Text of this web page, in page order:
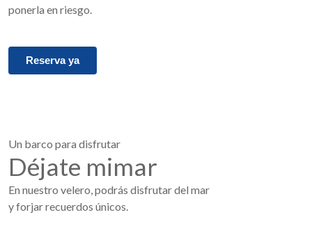
ponerla en riesgo.
Reserva ya
Un barco para disfrutar
Déjate mimar
En nuestro velero, podrás disfrutar del mar
y forjar recuerdos únicos.